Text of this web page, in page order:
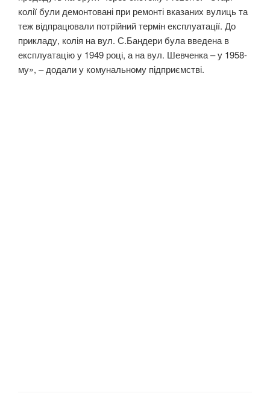
колії були демонтовані при ремонті вказаних вулиць та
теж відпрацювали потрійний термін експлуатації. До
прикладу, колія на вул. С.Бандери була введена в
експлуатацію у 1949 році, а на вул. Шевченка – у 1958-
му», – додали у комунальному підприємстві.